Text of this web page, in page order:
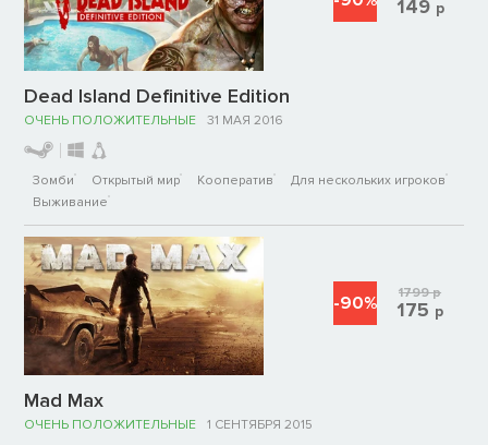
Dead Island Definitive Edition
ОЧЕНЬ ПОЛОЖИТЕЛЬНЫЕ 31 МАЯ 2016
Зомби Открытый мир Кооператив
Для нескольких игроков
Выживание
149 р
Mad Max
ОЧЕНЬ ПОЛОЖИТЕЛЬНЫЕ 1 СЕНТЯБРЯ 2015
-90% 1799р
175 р